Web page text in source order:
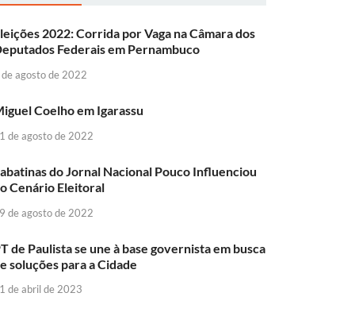
2022: Corrida por Vaga na Câmara dos
Federais em Pernambuco
agosto de 2022
Coelho em Igarassu
de agosto de 2022
do Jornal Nacional Pouco Influenciou
Cenário Eleitoral
de agosto de 2022
de Paulista se une à base governista em busca
soluções para a Cidade
de abril de 2023